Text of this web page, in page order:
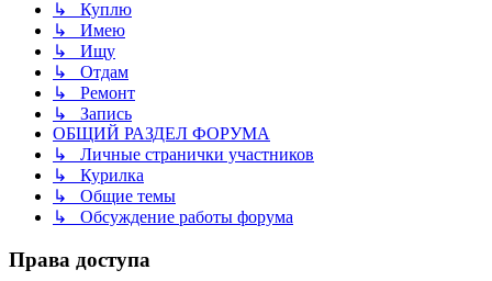
↳ Куплю
↳ Имею
↳ Ищу
↳ Отдам
↳ Ремонт
↳ Запись
ОБЩИЙ РАЗДЕЛ ФОРУМА
↳ Личные странички участников
↳ Курилка
↳ Общие темы
↳ Обсуждение работы форума
Права доступа